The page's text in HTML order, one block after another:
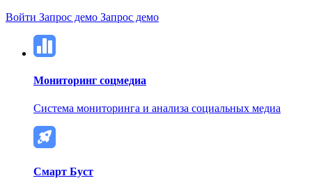
Войти Запрос демо Запрос демо
Мониторинг соцмедиа
Система мониторинга и анализа социальных медиа
Смарт Буст